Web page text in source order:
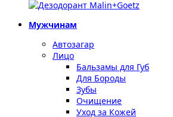
Мужчинам
Автозагар
Лицо
Бальзамы для Губ
Для Бороды
Зубы
Очищение
Уход за Кожей